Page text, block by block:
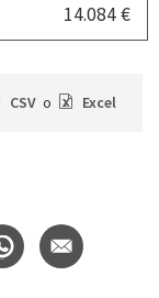
14.084 €
CSV o Excel